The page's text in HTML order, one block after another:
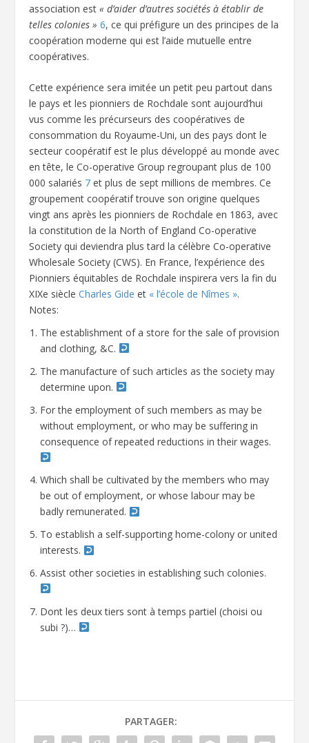
association est« d’aider d’autres sociétés à établir de
telles colonies » 6, ce qui préfigure un des principes de la
coopération moderne qui est l’aide mutuelle entre
coopératives.
Cette expérience sera imitée un petit peu partout dans
le pays et les pionniers de Rochdale sont aujourd’hui
vus comme les précurseurs des coopératives de
consommation du Royaume-Uni, un des pays dont le
secteur coopératif est le plus développé au monde avec
en tête, le Co-operative Group regroupant plus de 100
000 salariés 7 et plus de sept millions de membres. Ce
groupement coopératif trouve son origine quelques
vingt ans après les pionniers de Rochdale en 1863, avec
la constitution de la North of England Co-operative
Society qui deviendra plus tard la célèbre Co-operative
Wholesale Society (CWS). En France, l’expérience des
Pionniers équitables de Rochdale inspirera vers la fin du
XIXe siècleCharles Gide et « l’école de Nîmes ».
Notes:
The establishment of a store for the sale of provision
and clothing, &C.
The manufacture of such articles as the society may
determine upon.
For the employment of such members as may be
without employment, or who may be suffering in
consequence of repeated reductions in their wages.
Which shall be cultivated by the members who may
be out of employment, or whose labour may be
badly remunerated.
To establish a self-supporting home-colony or united
interests.
Assist other societies in establishing such colonies.
Dont les deux tiers sont à temps partiel (choisi ou
subi ?)…
PARTAGER: